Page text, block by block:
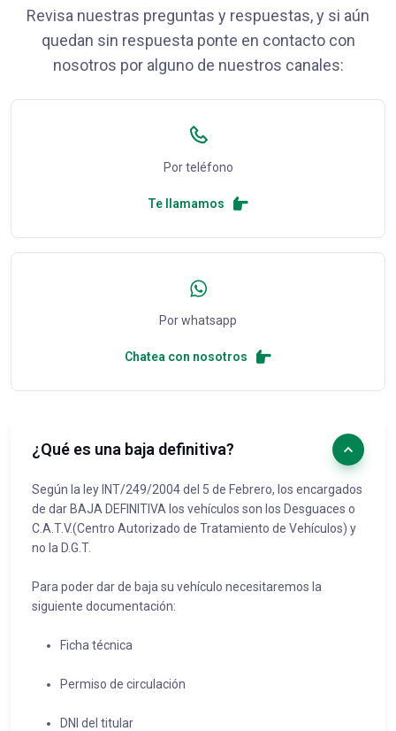
Revisa nuestras preguntas y respuestas, y si aún
quedan sin respuesta ponte en contacto con
nosotros por alguno de nuestros canales:
Por teléfono
Te llamamos
Por whatsapp
Chatea con nosotros
¿Qué es una baja definitiva?
Según la ley INT/249/2004 del 5 de Febrero, los encargados
de dar BAJA DEFINITIVA los vehículos son los Desguaces o
C.A.T.V.(Centro Autorizado de Tratamiento de Vehículos) y
no la D.G.T.
Para poder dar de baja su vehículo necesitaremos la
siguiente documentación:
Ficha técnica
Permiso de circulación
DNI del titular